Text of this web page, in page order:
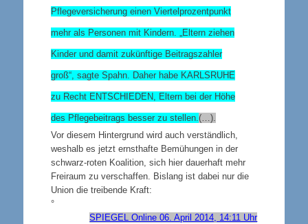
Pflegeversicherung einen Viertelprozentpunkt
mehr als Personen mit Kindern. „Eltern ziehen
Kinder und damit zukünftige Beitragszahler
groß“, sagte Spahn. Daher habe KARLSRUHE
zu Recht ENTSCHIEDEN, Eltern bei der Höhe
des Pflegebeitrags besser zu stellen.(…).
Vor diesem Hintergrund wird auch verständlich,
weshalb es jetzt ernsthafte Bemühungen in der
schwarz-roten Koalition, sich hier dauerhaft mehr
Freiraum zu verschaffen. Bislang ist dabei nur die
Union die treibende Kraft:
°
SPIEGEL Online 06. April 2014, 14:11 Uhr